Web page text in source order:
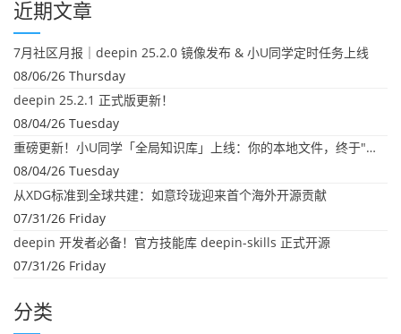
近期文章
7月社区月报｜deepin 25.2.0 镜像发布 & 小U同学定时任务上线
08/06/26 Thursday
deepin 25.2.1 正式版更新！
08/04/26 Tuesday
重磅更新！小U同学「全局知识库」上线：你的本地文件，终于"活"起来了
08/04/26 Tuesday
从XDG标准到全球共建：如意玲珑迎来首个海外开源贡献
07/31/26 Friday
deepin 开发者必备！官方技能库 deepin-skills 正式开源
07/31/26 Friday
分类